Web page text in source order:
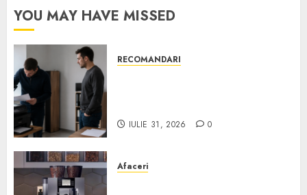
YOU MAY HAVE MISSED
RECOMANDARI
IULIE 31, 2026 0
Afaceri